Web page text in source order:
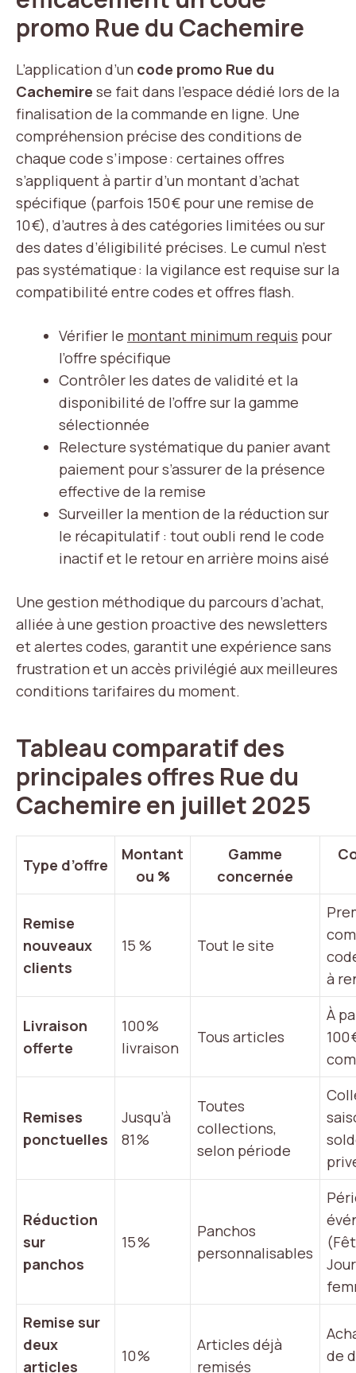
promo Rue du Cachemire
L’application d’un code promo Rue du
Cachemire se fait dans l’espace dédié lors de la
finalisation de la commande en ligne. Une
compréhension précise des conditions de
chaque code s’impose : certaines offres
s’appliquent à partir d’un montant d’achat
spécifique (parfois 150 € pour une remise de
10 €), d’autres à des catégories limitées ou sur
des dates d’éligibilité précises. Le cumul n’est
pas systématique : la vigilance est requise sur la
compatibilité entre codes et offres flash.
Vérifier le montant minimum requis pour
l’offre spécifique
Contrôler les dates de validité et la
disponibilité de l’offre sur la gamme
sélectionnée
Relecture systématique du panier avant
paiement pour s’assurer de la présence
effective de la remise
Surveiller la mention de la réduction sur
le récapitulatif : tout oubli rend le code
inactif et le retour en arrière moins aisé
Une gestion méthodique du parcours d’achat,
alliée à une gestion proactive des newsletters
et alertes codes, garantit une expérience sans
frustration et un accès privilégié aux meilleures
conditions tarifaires du moment.
Tableau comparatif des
principales offres Rue du
Cachemire en juillet 2025
Type d’offre
Montant
ou %
Gamme
concernée
Remise
nouveaux
clients
15 % Tout le site
à
Livraison
offerte
100 %
livraison
Tous articles
À
100
Remises
ponctuelles
Jusqu’à
81 %
Toutes
collections,
selon période
Réduction
sur
panchos
15 %
Panchos
personnalisables
Remise sur
deux
articles
10 %
Articles déjà
remisés
de